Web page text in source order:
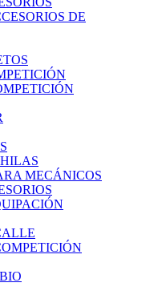
DE
MECÁNICOS